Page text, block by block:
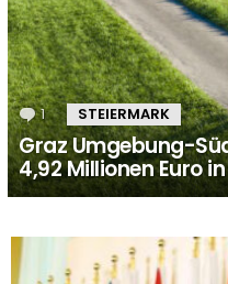
1 Kommentar
STEIERMARK
Graz Umgebung-
4,92 Millionen Euro
MORE
STORIES